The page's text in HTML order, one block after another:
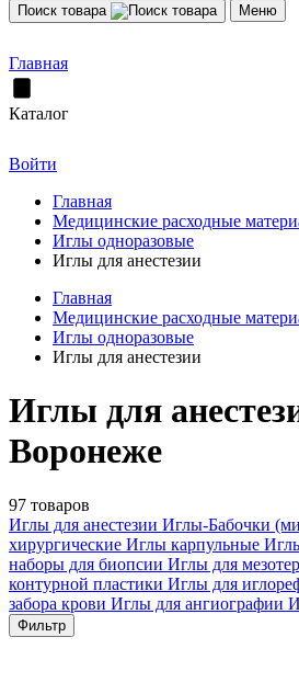
Поиск товара Меню
Главная
Каталог
Войти
Главная
Медицинские расходные
Иглы одноразовые
Иглы для анестезии
Главная
Медицинские расходные
Иглы одноразовые
Иглы для анестезии
Иглы для
Воронеже
97 товаров
Иглы для анестезии Иглы-Бабочки
хирургические Иглы карпульные
наборы для биопсии Иглы для
контурной пластики Иглы для
забора крови Иглы для ангиографии
Фильтр